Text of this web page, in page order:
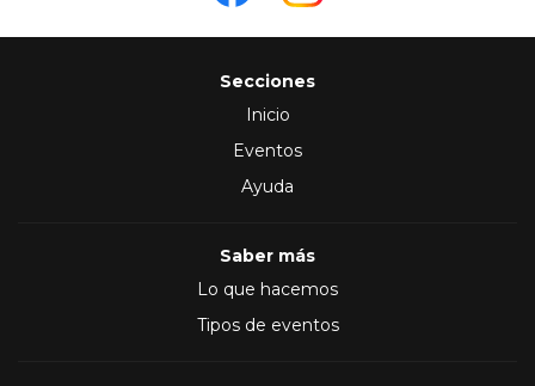
Secciones
Inicio
Eventos
Ayuda
Saber más
Lo que hacemos
Tipos de eventos